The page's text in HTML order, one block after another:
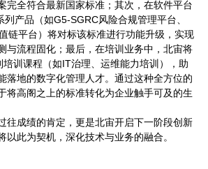
完全符合最新国家标准；其次，在软件平台
产品（如G5-SGRC风险合规管理平台、
链平台）将对标该标准进行功能升级，实现
与流程固化；最后，在培训业务中，北宙将
训课程（如IT治理、运维能力培训），助
落地的数字化管理人才。通过这种全方位的
将高阁之上的标准转化为企业触手可及的生
往成绩的肯定，更是北宙开启下一阶段创新
以此为契机，深化技术与业务的融合。